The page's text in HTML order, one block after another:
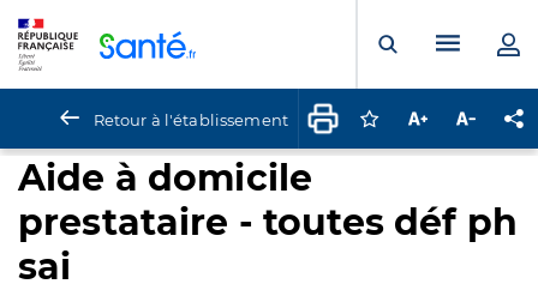
Ouvrir laMenu
Retour à l'établissement Connectez-vous
Augmenter la
Aide à domicile
prestataire - toutes déf ph
sai